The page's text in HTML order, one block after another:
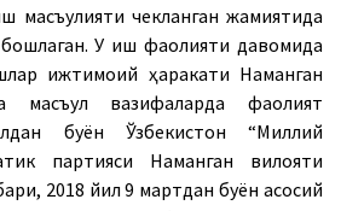
масъулияти чекланган жамиятида
У иш фаолияти давомида
ижтимоий ҳаракати Наманган
масъул вазифаларда фаолият
буён Ўзбекистон “Миллий
партияси Наманган вилояти
2018 йил 9 мартдан буён асосий